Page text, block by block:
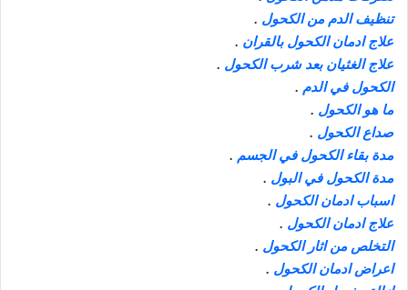
تنظيف الدم من الكحول .
علاج ادمان الكحول بالقران .
علاج الغثيان بعد شرب الكحول .
الكحول في الدم .
ما هو الكحول .
صداع الكحول .
مدة بقاء الكحول في الجسم .
مدة الكحول في البول .
اسباب ادمان الكحول .
علاج ادمان الكحول .
التخلص من اثار الكحول .
اعراض ادمان الكحول .